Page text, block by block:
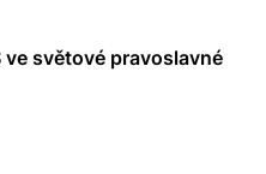
ve světové pravoslavné